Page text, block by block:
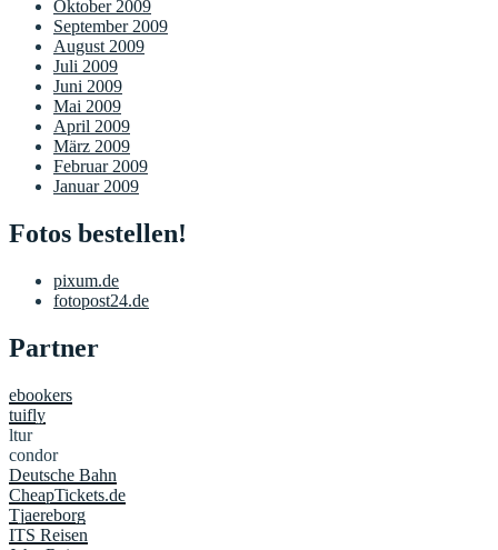
Oktober 2009
September 2009
August 2009
Juli 2009
Juni 2009
Mai 2009
April 2009
März 2009
Februar 2009
Januar 2009
Fotos bestellen!
pixum.de
fotopost24.de
Partner
ebookers
tuifly
ltur
condor
Deutsche Bahn
CheapTickets.de
Tjaereborg
ITS Reisen